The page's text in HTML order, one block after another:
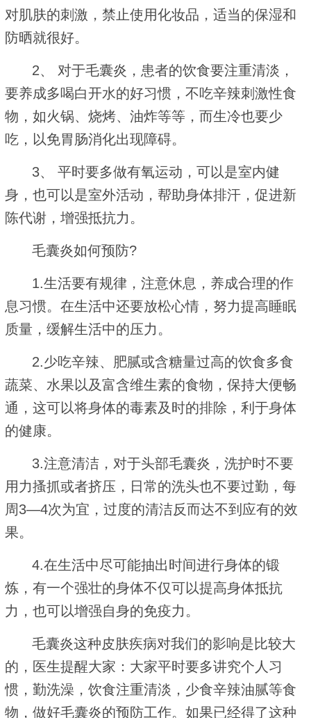
对肌肤的刺激，禁止使用化妆品，适当的保湿和
防晒就很好。
2、 对于毛囊炎，患者的饮食要注重清淡，
要养成多喝白开水的好习惯，不吃辛辣刺激性食
物，如火锅、烧烤、油炸等等，而生冷也要少
吃，以免胃肠消化出现障碍。
3、 平时要多做有氧运动，可以是室内健
身，也可以是室外活动，帮助身体排汗，促进新
陈代谢，增强抵抗力。
毛囊炎如何预防?
1.生活要有规律，注意休息，养成合理的作
息习惯。在生活中还要放松心情，努力提高睡眠
质量，缓解生活中的压力。
2.少吃辛辣、肥腻或含糖量过高的饮食多食
蔬菜、水果以及富含维生素的食物，保持大便畅
通，这可以将身体的毒素及时的排除，利于身体
的健康。
3.注意清洁，对于头部毛囊炎，洗护时不要
用力搔抓或者挤压，日常的洗头也不要过勤，每
周3—4次为宜，过度的清洁反而达不到应有的效
果。
4.在生活中尽可能抽出时间进行身体的锻
炼，有一个强壮的身体不仅可以提高身体抵抗
力，也可以增强自身的免疫力。
毛囊炎这种皮肤疾病对我们的影响是比较大
的，医生提醒大家：大家平时要多讲究个人习
惯，勤洗澡，饮食注重清淡，少食辛辣油腻等食
物，做好毛囊炎的预防工作。如果已经得了这种